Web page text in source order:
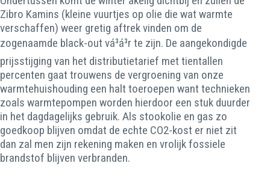
Zibro Kamins (kleine vuurtjes op olie die wat warmte
verschaffen) weer gretig aftrek vinden om de
zogenaamde black-out vá³á³r te zijn. De aangekondigde
prijsstijging van het distributietarief met tientallen
percenten gaat trouwens de vergroening van onze
warmtehuishouding een halt toeroepen want technieken
zoals warmtepompen worden hierdoor een stuk duurder
in het dagdagelijks gebruik. Als stookolie en gas zo
goedkoop blijven omdat de echte CO2-kost er niet zit
dan zal men zijn rekening maken en vrolijk fossiele
brandstof blijven verbranden.